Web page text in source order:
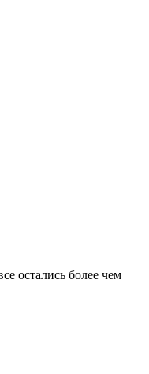
остались более чем